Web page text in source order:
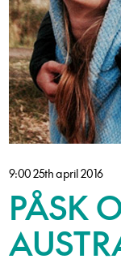
Bli
värdfamilj
9:00 25th april 2016
PÅSK